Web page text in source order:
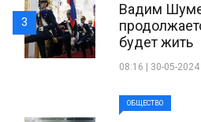
Вадим
будет жить
08:16 | 30-05-2024
3
ОБЩЕСТВО